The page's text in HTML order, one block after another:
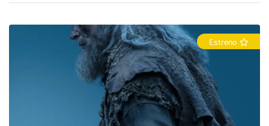
Estreno